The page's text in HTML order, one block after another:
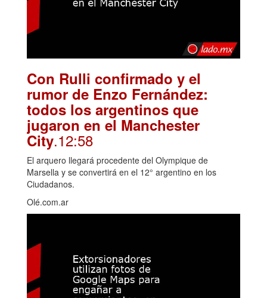
Con Rulli confirmado y el
rumor de Enzo Fernández:
todos los argentinos que
jugaron en el Manchester
City.12:58
El arquero llegará procedente del Olympique de
Marsella y se convertirá en el 12° argentino en los
Ciudadanos.
Olé.com.ar